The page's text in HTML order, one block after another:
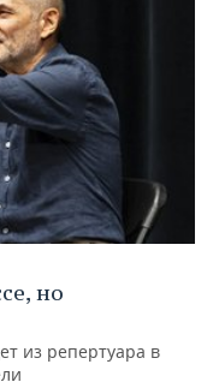
но
из репертуара в